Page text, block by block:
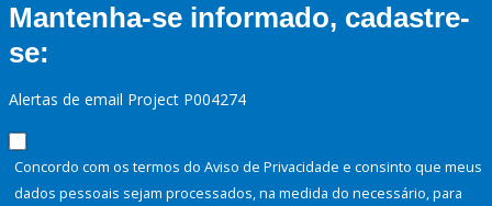
Mantenha-se informado, cadastre-
se:
Alertas de email Project P004274
Concordo com os termos do Aviso de Privacidade e consinto que meus
dados pessoais sejam processados, na medida do necessário, para